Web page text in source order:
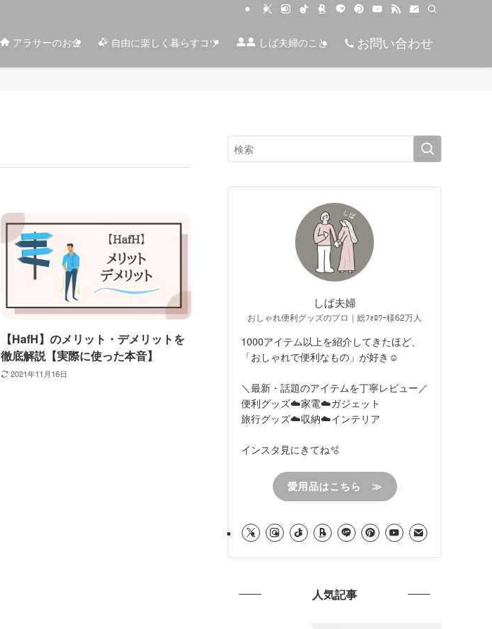
アラサーのお金 自由に楽しく暮らすコツ しば夫婦のこと お問い合わせ
【HafH】のメリット・デメリットを
徹底解説【実際に使った本音】
2021年11月16日
しば夫婦
おしゃれ便利グッズのプロ｜総ﾌｫﾛﾜｰ様62万人
1000アイテム以上を紹介してきたほど、
「おしゃれで便利なもの」が好き☺︎
＼最新・話題のアイテムを丁寧レビュー／
便利グッズ☁️家電☁️ガジェット
旅行グッズ☁️収納☁️インテリア
インスタ見にきてね🫧
愛用品はこちら ≫
人気記事